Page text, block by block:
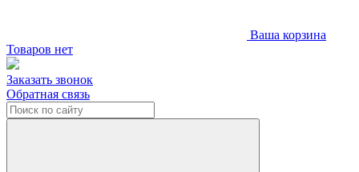
Ваша корзина
Товаров нет
Заказать звонок
Обратная связь